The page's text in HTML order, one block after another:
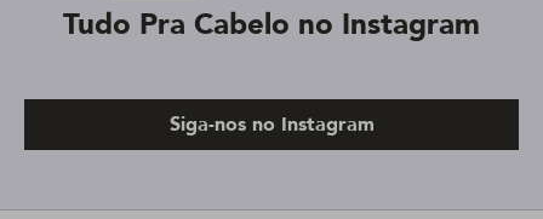
Tudo Pra Cabelo no Instagram
Siga-nos no Instagram